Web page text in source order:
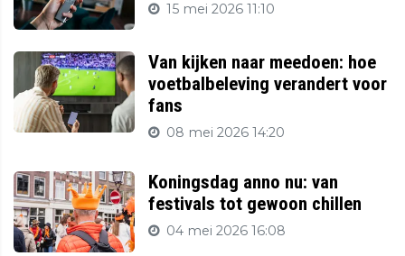
15 mei 2026 11:10
Van kijken naar meedoen: hoe
voetbalbeleving verandert voor
fans
08 mei 2026 14:20
Koningsdag anno nu: van
festivals tot gewoon chillen
04 mei 2026 16:08